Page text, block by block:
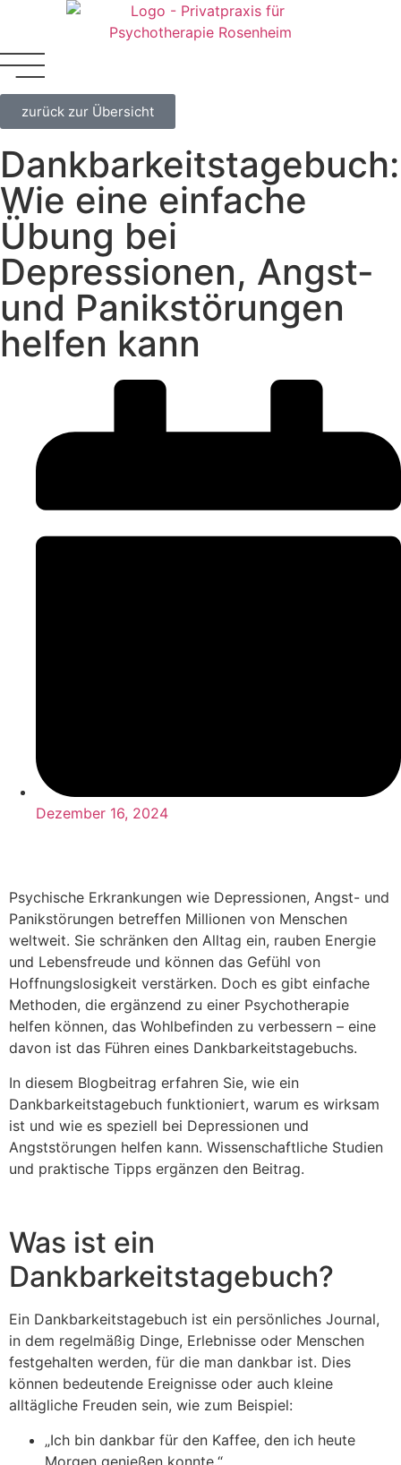
zurück zur Übersicht
Dankbarkeitstagebuch:
Wie eine einfache
Übung bei
Depressionen, Angst-
und Panikstörungen
helfen kann
Dezember 16, 2024
Psychische Erkrankungen wie Depressionen, Angst- und
Panikstörungen betreffen Millionen von Menschen
weltweit. Sie schränken den Alltag ein, rauben Energie
und Lebensfreude und können das Gefühl von
Hoffnungslosigkeit verstärken. Doch es gibt einfache
Methoden, die ergänzend zu einer Psychotherapie
helfen können, das Wohlbefinden zu verbessern – eine
davon ist das Führen eines Dankbarkeitstagebuchs.
In diesem Blogbeitrag erfahren Sie, wie ein
Dankbarkeitstagebuch funktioniert, warum es wirksam
ist und wie es speziell bei Depressionen und
Angststörungen helfen kann. Wissenschaftliche Studien
und praktische Tipps ergänzen den Beitrag.
Was ist ein
Dankbarkeitstagebuch?
Ein Dankbarkeitstagebuch ist ein persönliches Journal,
in dem regelmäßig Dinge, Erlebnisse oder Menschen
festgehalten werden, für die man dankbar ist. Dies
können bedeutende Ereignisse oder auch kleine
alltägliche Freuden sein, wie zum Beispiel:
„Ich bin dankbar für den Kaffee, den ich heute
Morgen genießen konnte.“